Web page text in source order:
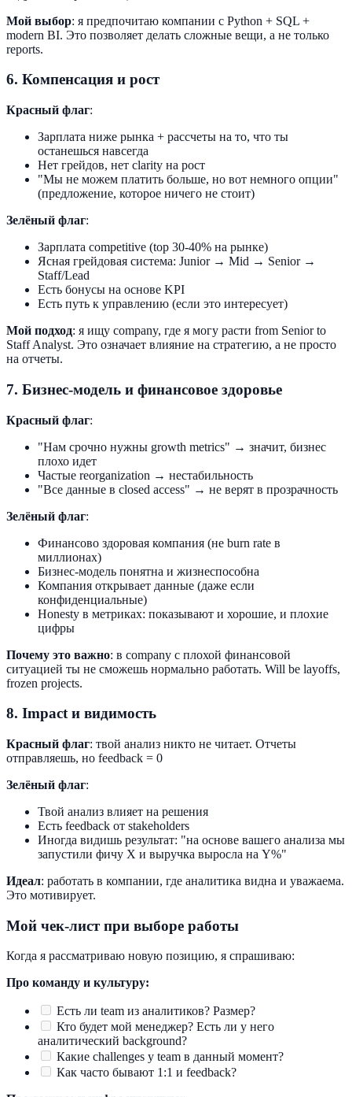
Мой выбор: я предпочитаю компании с Python + SQL +
modern BI. Это позволяет делать сложные вещи, а не только
reports.
6. Компенсация и рост
Красный флаг:
Зарплата ниже рынка + рассчеты на то, что ты
останешься навсегда
Нет грейдов, нет clarity на рост
"Мы не можем платить больше, но вот немного опции"
(предложение, которое ничего не стоит)
Зелёный флаг:
Зарплата competitive (top 30-40% на рынке)
Ясная грейдовая система: Junior → Mid → Senior →
Staff/Lead
Есть бонусы на основе KPI
Есть путь к управлению (если это интересует)
Мой подход: я ищу company, где я могу расти from Senior to
Staff Analyst. Это означает влияние на стратегию, а не просто
на отчеты.
7. Бизнес-модель и финансовое здоровье
Красный флаг:
"Нам срочно нужны growth metrics" → значит, бизнес
плохо идет
Частые reorganization → нестабильность
"Все данные в closed access" → не верят в прозрачность
Зелёный флаг:
Финансово здоровая компания (не burn rate в
миллионах)
Бизнес-модель понятна и жизнеспособна
Компания открывает данные (даже если
конфиденциальные)
Honesty в метриках: показывают и хорошие, и плохие
цифры
Почему это важно: в company с плохой финансовой
ситуацией ты не сможешь нормально работать. Will be layoffs,
frozen projects.
8. Impact и видимость
Красный флаг: твой анализ никто не читает. Отчеты
отправляешь, но feedback = 0
Зелёный флаг:
Твой анализ влияет на решения
Есть feedback от stakeholders
Иногда видишь результат: "на основе вашего анализа мы
запустили фичу X и выручка выросла на Y%"
Идеал: работать в компании, где аналитика видна и уважаема.
Это мотивирует.
Мой чек-лист при выборе работы
Когда я рассматриваю новую позицию, я спрашиваю:
Про команду и культуру:
Есть ли team из аналитиков? Размер?
Кто будет мой менеджер? Есть ли у него
аналитический background?
Какие challenges у team в данный момент?
Как часто бывают 1:1 и feedback?